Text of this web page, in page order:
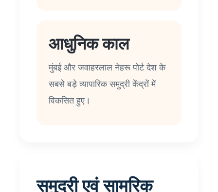
आधुनिक काल
मुंबई और जवाहरलाल नेहरू पोर्ट देश के
सबसे बड़े व्यापारिक समुद्री केंद्रों में
विकसित हुए।
समुद्री एवं सामरिक